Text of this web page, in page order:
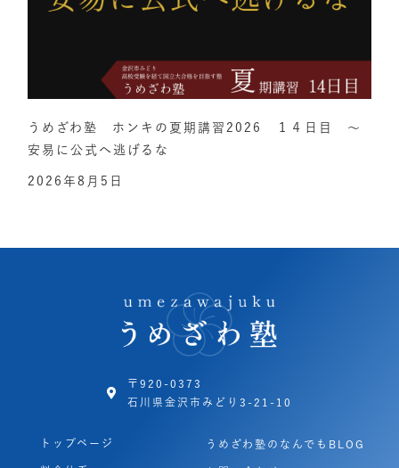
うめざわ塾 ホンキの夏期講習2026 １４日目 ～
安易に公式へ逃げるな
2026年8月5日
〒920-0373
石川県金沢市みどり3-21-10
トップページ うめざわ塾のなんでもBLOG